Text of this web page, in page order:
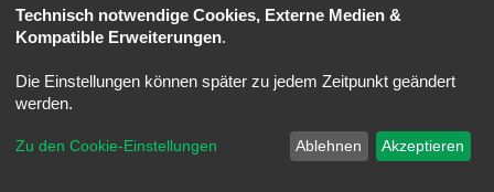
Powered by phpBB
® Forum Software © phpBB Limited
Deutsche Übersetzung durch
Datenschutz |
Technisch notwendige Cookies, Externe Medien &
Kompatible Erweiterungen.
Die Einstellungen können später zu jedem Zeitpunkt geändert
werden.
Zu den Cookie-Einstellungen Ablehnen Akzeptieren